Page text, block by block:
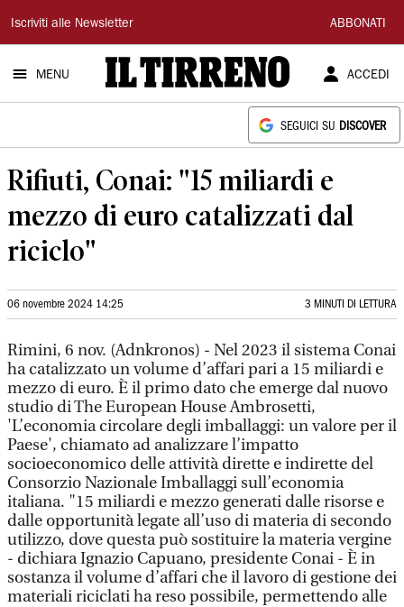
Il
Tirreno
Iscriviti alle Newsletter ABBONATI
MENU ACCEDI
SEGUICI SU DISCOVER
Rifiuti, Conai: "15 miliardi e
mezzo di euro catalizzati dal
riciclo"
06 novembre 2024 14:25 3 MINUTI DI LETTURA
Rimini, 6 nov. (Adnkronos) - Nel 2023 il sistema Conai
ha catalizzato un volume d’affari pari a 15 miliardi e
mezzo di euro. È il primo dato che emerge dal nuovo
studio di The European House Ambrosetti,
'L’economia circolare degli imballaggi: un valore per il
Paese', chiamato ad analizzare l’impatto
socioeconomico delle attività dirette e indirette del
Consorzio Nazionale Imballaggi sull’economia
italiana. "15 miliardi e mezzo generati dalle risorse e
dalle opportunità legate all’uso di materia di secondo
utilizzo, dove questa può sostituire la materia vergine
- dichiara Ignazio Capuano, presidente Conai - È in
sostanza il volume d’affari che il lavoro di gestione dei
materiali riciclati ha reso possibile, permettendo alle